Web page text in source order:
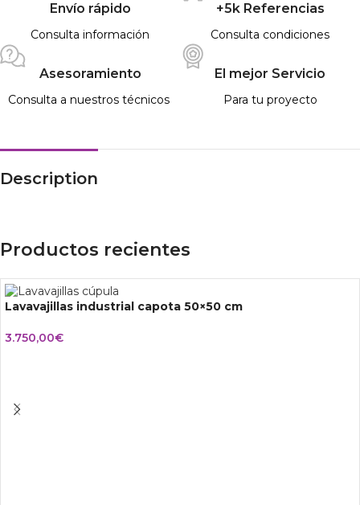
Envío rápido
Consulta información
+5k Referencias
Consulta condiciones
Asesoramiento
Consulta a nuestros técnicos
El mejor Servicio
Para tu proyecto
Description
Productos recientes
Lavavajillas industrial capota 50×50 cm
3.750,00€